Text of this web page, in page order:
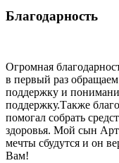
Благодарность
Огромная
в первый раз
поддержку и
поддержку.Также
помогал собрать
здоровья. Мой сын
мечты сбудутся и он
Вам!